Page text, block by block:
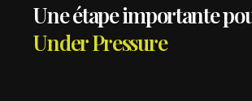
Une étape importante
Under Pressure